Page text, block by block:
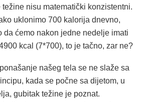
nisu matematički konzistentni.
uklonimo 700 kalorija dnevno,
da ćemo nakon jedne nedelje imati
kcal (7*700), to je tačno, zar ne?
našeg tela se ne slaže sa
kada se počne sa dijetom, u
gubitak težine je poznat.